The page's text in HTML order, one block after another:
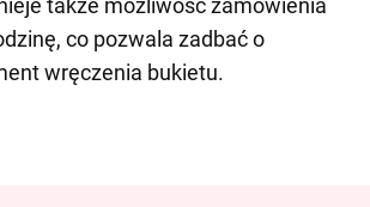
także możliwość zamówienia
co pozwala zadbać o
wręczenia bukietu.